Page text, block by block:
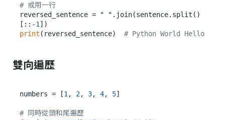
# 或用一行
reversed_sentence =
" " .join(sentence.split()
[::-1
print (reversed_sentence) # Python World Hello
雙向遍歷
numbers = [1, 2, 3, 4, 5]
# 同時從頭和尾遍歷